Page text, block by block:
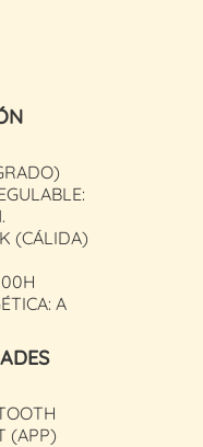
(CÁLIDA)
A
(APP)